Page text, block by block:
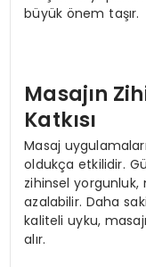
büyük önem taşır.
Masajın
Katkısı
Masaj
oldukça etkilidir.
zihinsel yorgunluk,
azalabilir. Daha
kaliteli uyku,
alır.